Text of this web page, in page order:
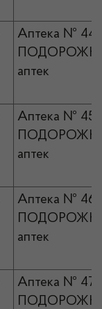
Аптека № 44
аптек
Аптека № 45
аптек
Аптека № 46
аптек
Аптека № 47